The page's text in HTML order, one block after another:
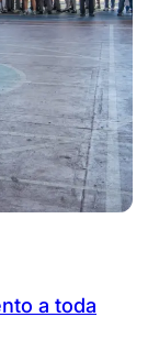
a toda